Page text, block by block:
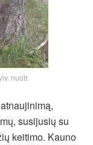
nuotr.
susijusių su
keitimo. Kauno